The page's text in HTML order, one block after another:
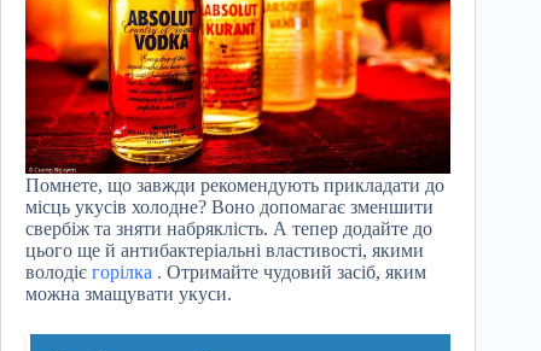
Помнете, що завжди рекомендують прикладати до
місць укусів холодне? Воно допомагає зменшити
свербіж та зняти набряклість. А тепер додайте до
цього ще й антибактеріальні властивості, якими
володіє горілка . Отримайте чудовий засіб, яким
можна змащувати укуси.